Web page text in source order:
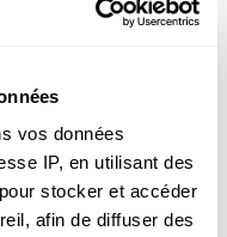
vos données
IP, en utilisant des
stocker et accéder
afin de diffuser des
et